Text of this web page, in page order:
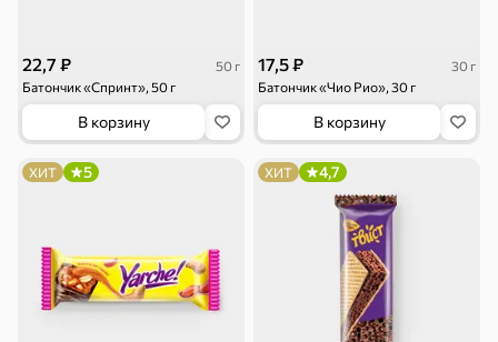
22,7 ₽
50 г
Батончик «Спринт», 50 г
В корзину
17,5 ₽
30 г
Батончик «Чио Рио», 30 г
В корзину
ХИТ 5 ХИТ 4,7